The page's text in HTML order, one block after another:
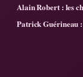
Alain Robert : les
Patrick Guérineau